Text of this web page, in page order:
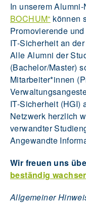
In unserem
BOCHUM“ können
Promovierende
IT-Sicherheit an
Alle Alumni der
(Bachelor/Master)
Mitarbeiter*innen
IT-Sicherheit (HGI)
Netzwerk herzlich
verwandter
Angewandte
Wir freuen uns
beständig
Allgemeiner